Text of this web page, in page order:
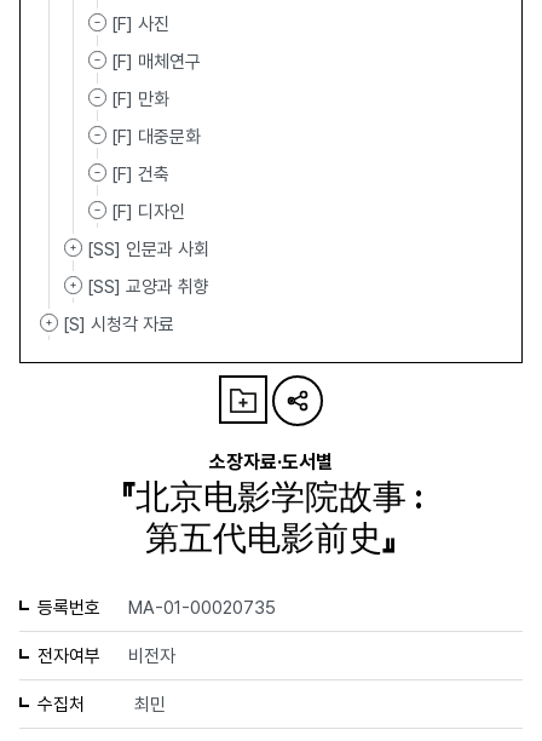
[F] 사진
[F] 매체연구
[F] 만화
[F] 대중문화
[F] 건축
[F] 디자인
[SS] 인문과 사회
[SS] 교양과 취향
[S] 시청각 자료
소장자료·도서별
『北京电影学院故事 :
第五代电影前史』
등록번호 MA-01-00020735
전자여부 비전자
수집처 최민